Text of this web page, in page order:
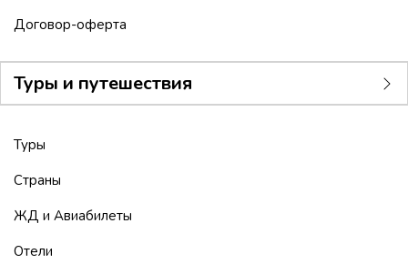
Договор-оферта
Туры и путешествия
Туры
Страны
ЖД и Авиабилеты
Отели